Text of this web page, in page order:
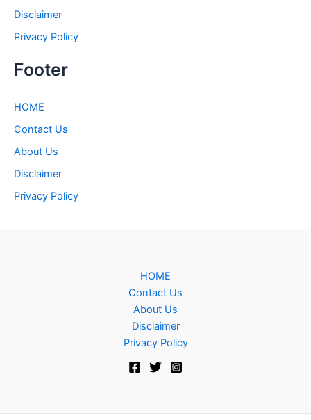
Disclaimer
Privacy Policy
Footer
HOME
Contact Us
About Us
Disclaimer
Privacy Policy
HOME
Contact Us
About Us
Disclaimer
Privacy Policy